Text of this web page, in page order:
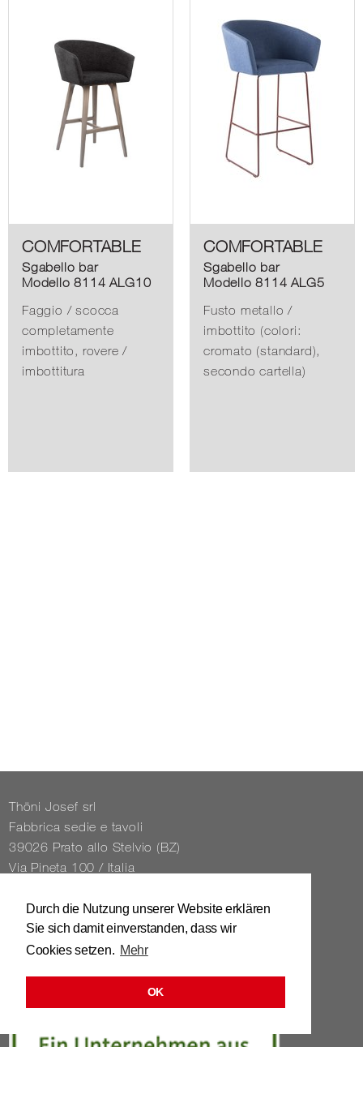
Durch die Nutzung unserer Website erklären
Sie sich damit einverstanden, dass wir
Cookies setzen. Mehr
OK
COMFORTABLE
Sgabello bar
Modello 8114 ALG10
Faggio / scocca
completamente
imbottito, rovere /
imbottitura
COMFORTABLE
Sgabello bar
Modello 8114 ALG5
Fusto metallo /
imbottito (colori:
cromato (standard),
secondo cartella)
Thöni Josef srl
Fabbrica sedie e tavoli
39026 Prato allo Stelvio (BZ)
Via Pineta 100 / Italia
Tel. 0039 / 0473 / 61 62 43
info@​stuhl.​it